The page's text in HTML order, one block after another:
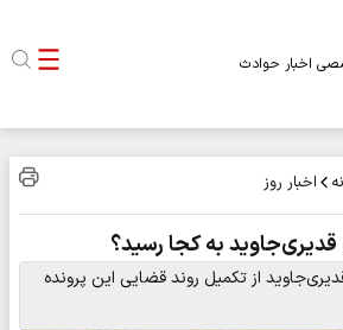
اخبار حوادث
اخبار روز
به کجا رسید؟
از تکمیل روند قضایی این پرونده